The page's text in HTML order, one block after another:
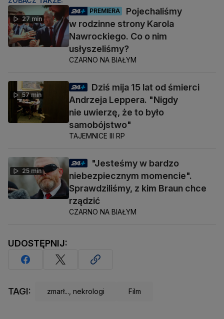
27 min
PREMIERA
Pojechaliśmy
w rodzinne strony Karola
Nawrockiego. Co o nim
usłyszeliśmy?
CZARNO NA BIAŁYM
57 min
Dziś mija 15 lat od śmierci
Andrzeja Leppera. "Nigdy
nie uwierzę, że to było
samobójstwo"
TAJEMNICE III RP
25 min
"Jesteśmy w bardzo
niebezpiecznym momencie".
Sprawdziliśmy, z kim Braun chce
rządzić
CZARNO NA BIAŁYM
UDOSTĘPNIJ:
TAGI: zmarł..., nekrologi Film